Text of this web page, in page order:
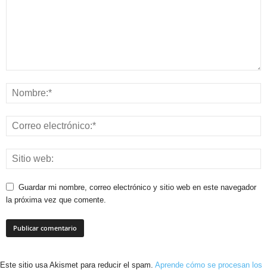
Guardar mi nombre, correo electrónico y sitio web en este navegador
la próxima vez que comente.
Este sitio usa Akismet para reducir el spam. Aprende cómo se procesan los